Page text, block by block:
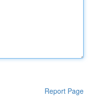
Report Page